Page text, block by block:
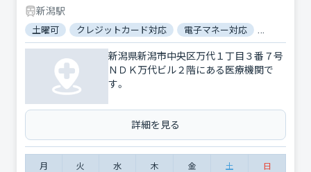
新潟駅
土曜可 クレジットカード対応 電子マネー対応
新潟県新潟市中央区万代１丁目３番７号
ＮＤＫ万代ビル２階にある医療機関で
す。
詳細を見る
月 火 水 木 金 土 日